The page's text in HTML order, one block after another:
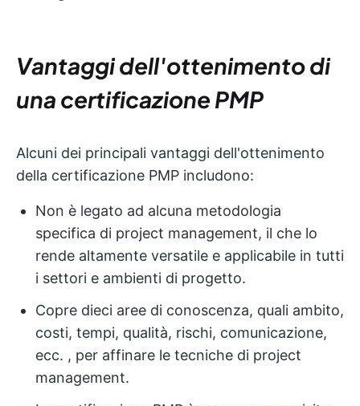
Vantaggi dell'ottenimento di
una certificazione PMP
Alcuni dei principali vantaggi dell'ottenimento
della certificazione PMP includono:
Non è legato ad alcuna metodologia
specifica di project management, il che lo
rende altamente versatile e applicabile in tutti
i settori e ambienti di progetto.
Copre dieci aree di conoscenza, quali ambito,
costi, tempi, qualità, rischi, comunicazione,
ecc. , per affinare le tecniche di project
management.